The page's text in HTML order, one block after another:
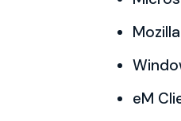
eM